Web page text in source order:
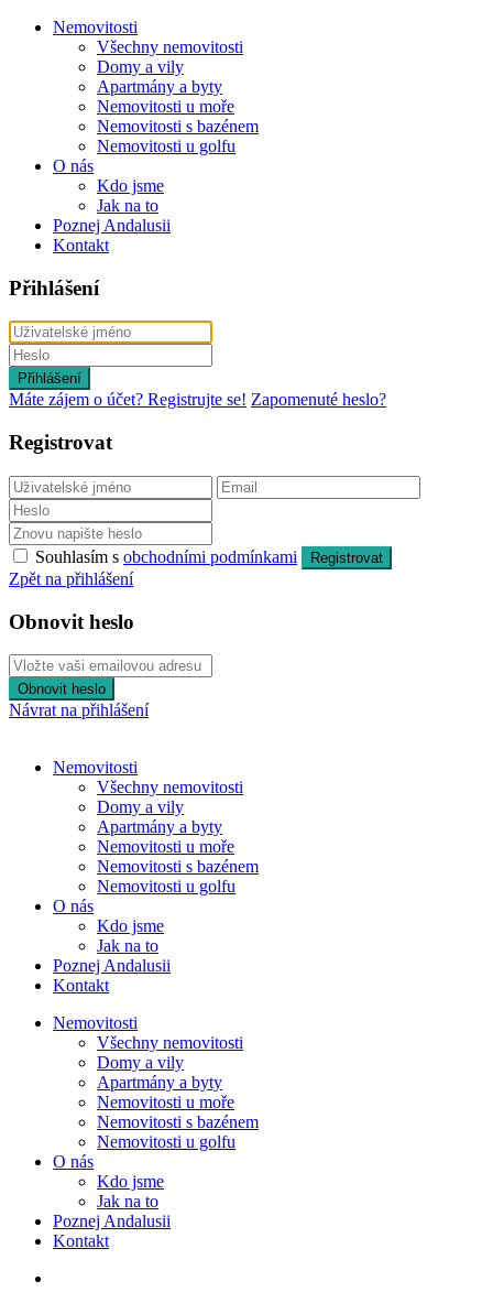
Nemovitosti
Všechny nemovitosti
Domy a vily
Apartmány a byty
Nemovitosti u moře
Nemovitosti s bazénem
Nemovitosti u golfu
O nás
Kdo jsme
Jak na to
Poznej Andalusii
Kontakt
Přihlášení
Přihlášení
Máte zájem o účet? Registrujte se! Zapomenuté heslo?
Registrovat
Souhlasím s obchodními podmínkami Registrovat
Zpět na přihlášení
Obnovit heslo
Obnovit heslo
Návrat na přihlášení
Nemovitosti
Všechny nemovitosti
Domy a vily
Apartmány a byty
Nemovitosti u moře
Nemovitosti s bazénem
Nemovitosti u golfu
O nás
Kdo jsme
Jak na to
Poznej Andalusii
Kontakt
Nemovitosti
Všechny nemovitosti
Domy a vily
Apartmány a byty
Nemovitosti u moře
Nemovitosti s bazénem
Nemovitosti u golfu
O nás
Kdo jsme
Jak na to
Poznej Andalusii
Kontakt